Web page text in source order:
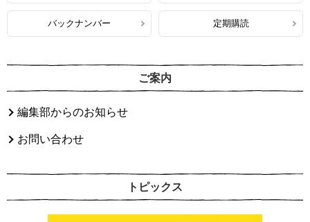
バックナンバー 定期購読
ご案内
編集部からのお知らせ
お問い合わせ
トピックス